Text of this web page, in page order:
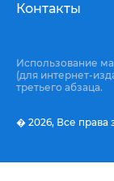
Контакты
Использование
(для интернет-
третьего абзаца.
� 2026, Все